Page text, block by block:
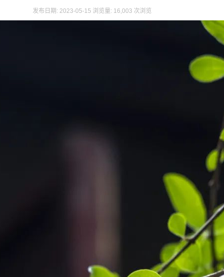
发布日期: 2023-05-15 浏览量: 16,003 次浏览